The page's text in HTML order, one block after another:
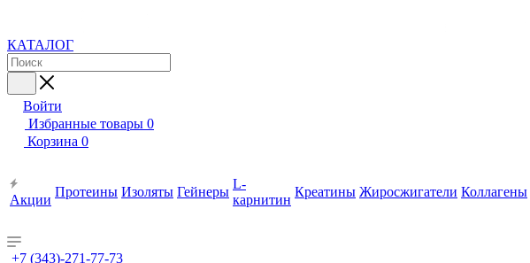
КАТАЛОГ
Войти
Избранные товары 0
Корзина 0
Акции
Протеины Изоляты Гейнеры
L-
карнитин
Креатины Жиросжигатели Коллагены
+7 (343)-271-77-73